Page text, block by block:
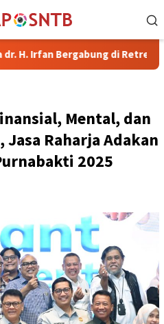
di Retreat Magelang
Mental, dan
Jasa Raharja Adakan
2025